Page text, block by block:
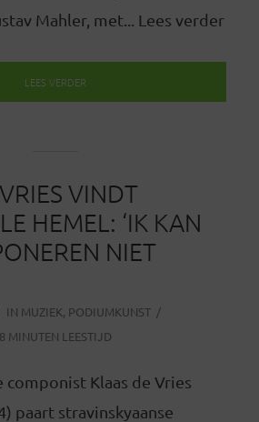
Mahler, met... Lees verder
LEES VERDER
VINDT
HEMEL: ‘IK KAN
NIET
IN MUZIEK, PODIUMKUNST
8 MINUTEN LEESTIJD
componist Klaas de Vries
paart stravinskyaanse